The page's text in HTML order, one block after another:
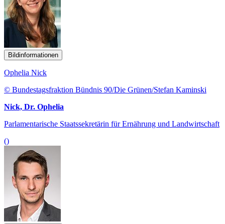
Bildinformationen
Ophelia Nick
© Bundestagsfraktion Bündnis 90/Die Grünen/Stefan Kaminski
Nick, Dr. Ophelia
Parlamentarische Staatssekretärin für Ernährung und Landwirtschaft
()